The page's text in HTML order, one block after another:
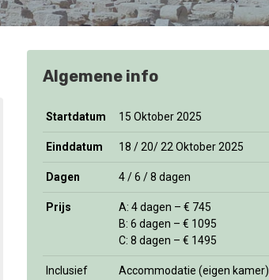
Algemene info
Startdatum 15 Oktober 2025
Einddatum 18 / 20/ 22 Oktober 2025
Dagen 4 / 6 / 8 dagen
Prijs
A: 4 dagen – € 745
B: 6 dagen – € 1095
C: 8 dagen – € 1495
Inclusief
Accommodatie (eigen kamer)